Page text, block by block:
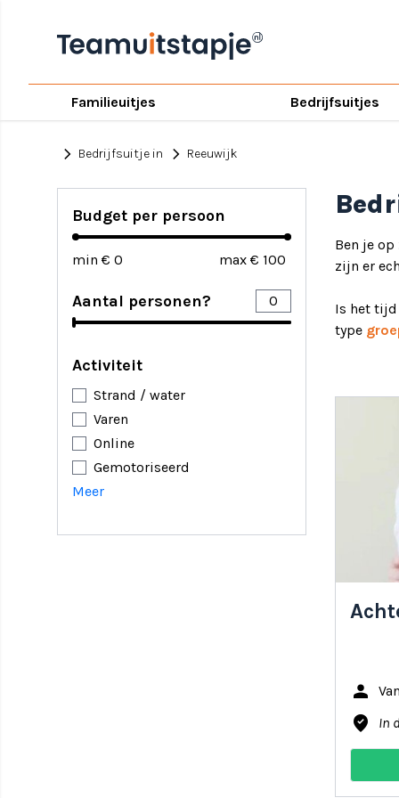
Familieuitjes Bedrijfsuitjes
chevron_right Bedrijfsuitje in chevron_right Reeuwijk
Budget per persoon
min € max €
Aantal personen?
Activiteit
Strand / water
Varen
Online
Gemotoriseerd
Meer
Ben je op
zijn er
Is het tijd
type
person
where_to_vote In